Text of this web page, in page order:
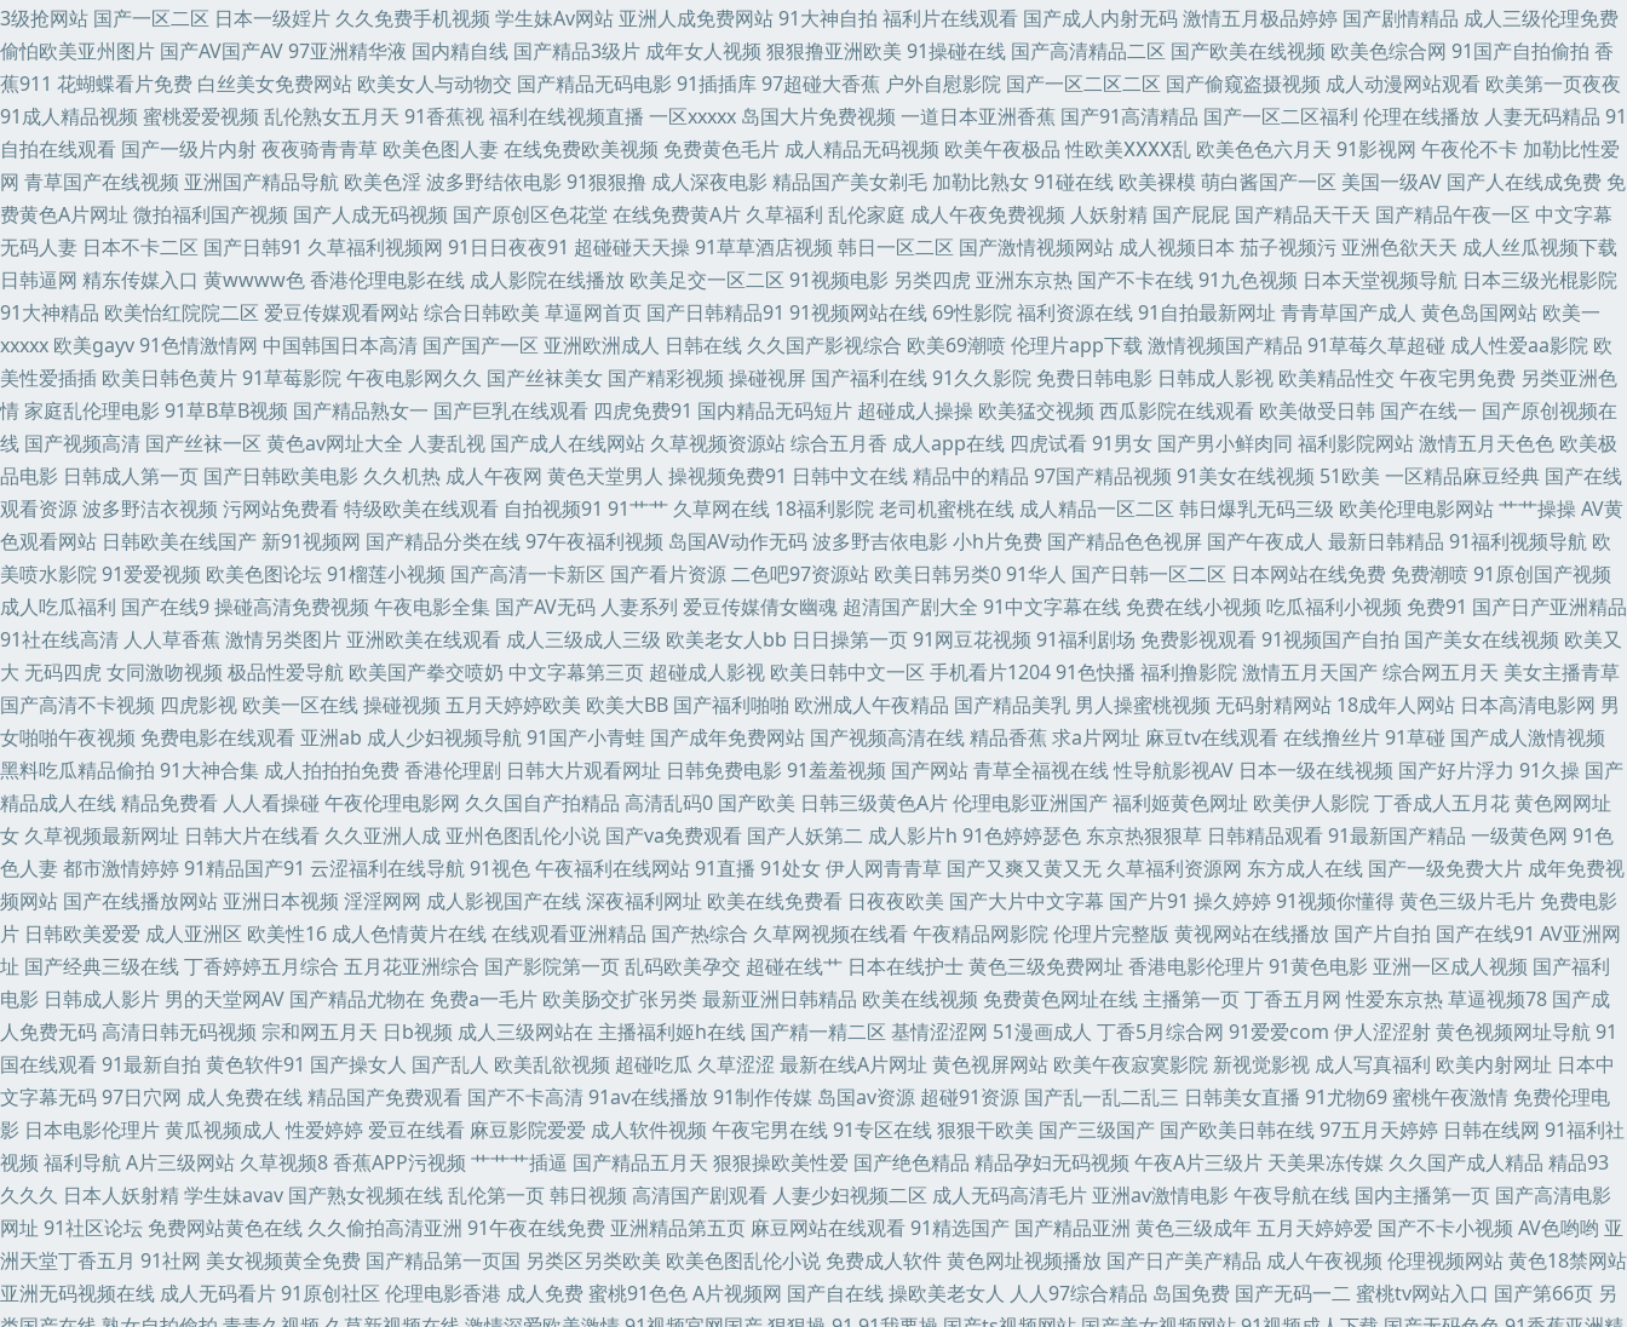
狼人 91黑料黑丝 91九色一区二区 国产成人综合久久 少妇性爱娱乐影院 91破处免费看 97玖玖超碰 97超碰免费人妻 99视频福利 AV男人天堂网 www91视频 超碰97在线观 成人精品久久 大香蕉AB片 福利社嫩草一二 韩国A级无码片
黄色福利导航 久草国产中文 久草资源福利 玖草aⅴ视频 美女天天干天天操 欧美色图21 欧美性第一页 青青草ab 三级片mp4 无码泰国五十五 亚洲成人网站 中文字幕39页 91超碰在线人人 91九色色窝窝 91视频免费刷 AV福利网站 俺
也去影音先锋 草草影院免费 超碰牛牛 成人AV午夜福利 豆花AV激情网 国产精品久久码一 精东视频传媒 极品网黄 久草涩涩 久久尤物天堂 狼人伊人亚洲 另类激情AV 免费在线成人网 欧洲一区无码 日本欧美色 五月花成人网 先锋av
影视导航 AV资源首页 老司机综合网 欧美a在线视频 日本国产片区 日韩电影第二页 午夜传媒 亚洲性爱巨场 91白浆 91综合色图 avav激情 www91海角 超碰在线视屏 国产超91 韩国A片无码 激情都市站长工具 九一福利 麻豆性爱网
人人爱91 福利在线aa 自拍网站 91蜜桃福利视频 肏屄资源站 丁香爱爱诱惑 韩日在线 另类影音 欧美后入 欧美性爱综合楼 五月婷婷六月花 亚洲综合色色 91大神尤物 91社视频神马 www超碰在线 豆花tv网 九一视频道免费 美女福利
视频导航 欧美另类丝袜自拍 日韩专区好吊视频 婷婷五月天啪啪 亚洲色天堂在线 草比视频官网 欧美影院午夜 熟女福利视频导航 午夜无码 亚洲在线成人电影 99热99草 超碰天天插 国产91视频播放 激情东京热 狼友综合网 日本在钱
韩国 欧美实操视频 婷婷五月天成人网 www超碰碰 久草在线资源 91秦先生在线 99精品国产视频 成人久久视频 国产视频传媒色 久草国产免费 美女爆操 欧美综合成人 日韩免费色情网址 伊人影院伊思7 91社中文字幕 ts国产人妖AV
成人无码影视 国产青草香蕉久久 久久天堂五五 欧美成人中文字幕 日韩福利社1区 网址大全91 3级片另类 97一级影院 肏屄ab 国产九区在线视频 久久精品视频32 欧美岛国网站 日韩激情a片 午夜尤物福利 自拍超碰人 99精品这里有
超碰在线日韩 国产最新区久久 久久性交网p 欧美日韩久久 日本三级官方网 五月天综合色色 51青草视频在线 av变态另类 国产1区2区3区 九九热在线6 男人网站 人人妻人人干 天天操操 在线51偷拍 91在线色情电影 超碰大香蕉99 国
产精品 精品视频在线观看 91白丝jk www日日干 国产黑丝91 久草视频国产 欧美人妖丝袜 日韩影院 亚州黄页色情网站 91传禖 AV国际电影网站 成人a视频 欧美插插综合 色香焦av网 亚洲性爱论坛 91蜜桃日韩 WWW欧美性生活 东京
热加勒麻豆 黑丝国产素人 免费操少妇 日本在线a播放 97热热 国产欧美日韩日逼 另类理论影视 日本A片在线看 五月天韩国不卡 91vv免费视频 97操碰视频 超碰从插 国产色网 久久国产豆花视频 91视频在线网址 成人性爱综合国产
极品白丝 美女影院 日本操逼福利在线 午夜影院6018 91po豆花 97超碰草在线 成人不卡 国产中字三区四区 国产午夜艹逼 欧美自拍视频 无码一卡 综合性爱网 AV天堂成人网 丁香五月花福利 黄网站免费观看 欧美人妖网址 三级午夜
伦理 东京热AV情趣 老司机精品网站 日本韩国不卡 午夜福利肏屄视频 91官网在线看 肏屄福利院 国产视频第69页 玖玖综合网 日韩男女在线 一本道做爱 91资原总站 成人超碰在线观看 韩国有码一级在线 欧美A黄 婷婷五月天AV 91n
精品 AV免费精东 福利伦理影院 91国产精品操笔 高清无码视频UL 久久伊人一品道 日本a黄 亚洲乱轮小说网站 91午夜在 丰满少妇被后入 久久午夜国产精 日本高清视频网站 东方影库av日韩 伦理第一页 瑟瑟导航 伊人网香蕉 99热色
国产A级性交片 久久天天伊人 人人操欧美精品 午夜伦乱 91精选变态直播 成人综合免费播放 久草热操碰资源 人人操碰 午夜黄色电影 91蜜桃黑人人妻 超碰99日 韩日AV看看啊3 欧美精品综合 五月花导航 俺来也俺去也啪啪 黄色小视
频链接 殴美性生话 午夜啪啪网 91人色网 大香蕉一区 九一精品久久
3级抢网站 国产一区二区 日本一级婬片 久久免费手机视频 学生妹Av网站 亚洲人成免费网站91大神自拍 福利片在线观看 国产成人内射无码激情五月极品婷婷 国产剧情精品 成人三级伦理免费
偷怕欧美亚州图片 国产AV国产AV97亚洲精华液 国内精自线 国产精品3级片 成年女人视频 狠狠撸亚洲欧美 91操碰在线 国产高清精品二区 国产欧美在线视频 欧美色综合网 91国产自拍偷拍 香
蕉911 花蝴蝶看片免费 白丝美女免费网站 欧美女人与动物交 国产精品无码电影 91插插库97超碰大香蕉 户外自慰影院 国产一区二区二区 国产偷窥盗摄视频 成人动漫网站观看 欧美第一页夜夜
91成人精品视频 蜜桃爱爱视频 乱伦熟女五月天 91香蕉视福利在线视频直播 一区xxxxx 岛国大片免费视频 一道日本亚洲香蕉 国产91高清精品 国产一区二区福利 伦理在线播放 人妻无码精品 91
自拍在线观看 国产一级片内射夜夜骑青青草 欧美色图人妻在线免费欧美视频 免费黄色毛片 成人精品无码视频 欧美午夜极品 性欧美ⅩⅩⅩⅩ乱 欧美色色六月天 91影视网 午夜伦不卡 加勒比性爱
网 青草国产在线视频 亚洲国产精品导航 欧美色淫波多野结依电影 91狠狠撸 成人深夜电影 精品国产美女剃毛 加勒比熟女91碰在线 欧美裸模 萌白酱国产一区 美国一级AV 国产人在线成免费 免
费黄色A片网址 微拍福利国产视频 国产人成无码视频 国产原创区色花堂 在线免费黄A片 久草福利 乱伦家庭 成人午夜免费视频 人妖射精 国产屁屁 国产精品天干天 国产精品午夜一区 中文字幕
无码人妻 日本不卡二区 国产日韩91 久草福利视频网 91日日夜夜91 超碰碰天天操91草草酒店视频 韩日一区二区 国产激情视频网站 成人视频日本 茄子视频污 亚洲色欲天天 成人丝瓜视频下载
日韩逼网 精东传媒入口 黄wwww色香港伦理电影在线 成人影院在线播放 欧美足交一区二区 91视频电影 另类四虎 亚洲东京热 国产不卡在线91九色视频 日本天堂视频导航 日本三级光棍影院
91大神精品 欧美怡红院院二区 爱豆传媒观看网站综合日韩欧美 草逼网首页 国产日韩精品91 91视频网站在线 69性影院福利资源在线91自拍最新网址 青青草国产成人 黄色岛国网站 欧美一
xxxxx 欧美gayv91色情激情网 中国韩国日本高清 国产国产一区 亚洲欧洲成人 日韩在线 久久国产影视综合 欧美69潮喷伦理片app下载 激情视频国产精品 91草莓久草超碰 成人性爱aa影院 欧
美性爱插插 欧美日韩色黄片91草莓影院午夜电影网久久 国产丝袜美女 国产精彩视频 操碰视屏 国产福利在线91久久影院 免费日韩电影 日韩成人影视 欧美精品性交 午夜宅男免费 另类亚洲色
情 家庭乱伦理电影 91草B草B视频 国产精品熟女一 国产巨乳在线观看 四虎免费91 国内精品无码短片 超碰成人操操 欧美猛交视频 西瓜影院在线观看 欧美做受日韩 国产在线一 国产原创视频在
线 国产视频高清 国产丝袜一区 黄色av网址大全 人妻乱视 国产成人在线网站 久草视频资源站综合五月香 成人app在线 四虎试看91男女 国产男小鲜肉同 福利影院网站激情五月天色色 欧美极
品电影 日韩成人第一页 国产日韩欧美电影 久久机热 成人午夜网 黄色天堂男人 操视频免费91 日韩中文在线精品中的精品 97国产精品视频 91美女在线视频 51欧美 一区精品麻豆经典 国产在线
观看资源波多野洁衣视频 污网站免费看特级欧美在线观看 自拍视频91 91艹艹 久草网在线 18福利影院老司机蜜桃在线 成人精品一区二区 韩日爆乳无码三级 欧美伦理电影网站艹艹操操AV黄
色观看网站 日韩欧美在线国产 新91视频网 国产精品分类在线97午夜福利视频 岛国AV动作无码波多野吉依电影 小h片免费 国产精品色色视屏 国产午夜成人 最新日韩精品 91福利视频导航 欧
美喷水影院91爱爱视频 欧美色图论坛91榴莲小视频 国产高清一卡新区 国产看片资源二色吧97资源站 欧美日韩另类091华人 国产日韩一区二区 日本网站在线免费 免费潮喷91原创国产视频
成人吃瓜福利 国产在线9操碰高清免费视频 午夜电影全集 国产AV无码 人妻系列 爱豆传媒倩女幽魂 超清国产剧大全 91中文字幕在线 免费在线小视频 吃瓜福利小视频 免费91 国产日产亚洲精品
91社在线高清 人人草香蕉激情另类图片 亚洲欧美在线观看 成人三级成人三级 欧美老女人bb 日日操第一页91网豆花视频 91福利剧场 免费影视观看91视频国产自拍 国产美女在线视频 欧美又
大 无码四虎 女同激吻视频 极品性爱导航 欧美国产拳交喷奶 中文字幕第三页 超碰成人影视 欧美日韩中文一区 手机看片120491色快播 福利撸影院激情五月天国产综合网五月天 美女主播青草
国产高清不卡视频 四虎影视 欧美一区在线操碰视频 五月天婷婷欧美 欧美大BB 国产福利啪啪 欧洲成人午夜精品 国产精品美乳 男人操蜜桃视频 无码射精网站 18成年人网站 日本高清电影网 男
女啪啪午夜视频 免费电影在线观看 亚洲ab 成人少妇视频导航91国产小青蛙 国产成年免费网站 国产视频高清在线精品香蕉求a片网址 麻豆tv在线观看在线撸丝片91草碰 国产成人激情视频
黑料吃瓜精品偷拍 91大神合集 成人拍拍拍免费香港伦理剧 日韩大片观看网址 日韩免费电影 91羞羞视频 国产网站青草全福视在线性导航影视AV 日本一级在线视频 国产好片浮力 91久操 国产
精品成人在线精品免费看 人人看操碰 午夜伦理电影网 久久国自产拍精品 高清乱码0 国产欧美 日韩三级黄色A片伦理电影亚洲国产福利姬黄色网址 欧美伊人影院丁香成人五月花黄色网网址
女 久草视频最新网址 日韩大片在线看 久久亚洲人成 亚州色图乱伦小说 国产va免费观看 国产人妖第二 成人影片h 91色婷婷瑟色 东京热狠狠草 日韩精品观看91最新国产精品 一级黄色网 91色
色人妻都市激情婷婷91精品国产91 云涩福利在线导航91视色午夜福利在线网站91直播 91处女伊人网青青草 国产又爽又黄又无 久草福利资源网 东方成人在线 国产一级免费大片 成年免费视
频网站 国产在线播放网站 亚洲日本视频 淫淫网网 成人影视国产在线深夜福利网址 欧美在线免费看 日夜夜欧美 国产大片中文字幕 国产片91 操久婷婷91视频你懂得黄色三级片毛片 免费电影
片 日韩欧美爱爱 成人亚洲区 欧美性16 成人色情黄片在线在线观看亚洲精品 国产热综合 久草网视频在线看午夜精品网影院伦理片完整版 黄视网站在线播放 国产片自拍 国产在线91 AV亚洲网
址 国产经典三级在线丁香婷婷五月综合 五月花亚洲综合 国产影院第一页乱码欧美孕交 超碰在线艹 日本在线护士黄色三级免费网址 香港电影伦理片91黄色电影 亚洲一区成人视频 国产福利
电影 日韩成人影片 男的天堂网AV 国产精品尤物在 免费a一毛片 欧美肠交扩张另类最新亚洲日韩精品 欧美在线视频 免费黄色网址在线 主播第一页丁香五月网 性爱东京热草逼视频78 国产成
人免费无码高清日韩无码视频 宗和网五月天 日b视频 成人三级网站在 主播福利姬h在线 国产精一精二区 基情涩涩网 51漫画成人 丁香5月综合网 91爱爱com 伊人涩涩射黄色视频网址导航91
国在线观看91最新自拍 黄色软件91 国产操女人 国产乱人 欧美乱欲视频 超碰吃瓜 久草涩涩 最新在线A片网址 黄色视屏网站 欧美午夜寂寞影院 新视觉影视 成人写真福利 欧美内射网址 日本中
文字幕无码97日穴网 成人免费在线精品国产免费观看 国产不卡高清91av在线播放 91制作传媒 岛国av资源 超碰91资源 国产乱一乱二乱三 日韩美女直播 91尤物69蜜桃午夜激情 免费伦理电
影 日本电影伦理片黄瓜视频成人 性爱婷婷爱豆在线看 麻豆影院爱爱 成人软件视频 午夜宅男在线91专区在线狠狠干欧美 国产三级国产 国产欧美日韩在线97五月天婷婷 日韩在线网 91福利社
视频 福利导航A片三级网站 久草视频8香蕉APP污视频 艹艹艹插逼 国产精品五月天 狠狠操欧美性爱 国产绝色精品 精品孕妇无码视频 午夜A片三级片 天美果冻传媒 久久国产成人精品 精品93
久久久 日本人妖射精学生妹avav 国产熟女视频在线乱伦第一页韩日视频 高清国产剧观看 人妻少妇视频二区 成人无码高清毛片 亚洲av激情电影 午夜导航在线 国内主播第一页 国产高清电影
网址 91社区论坛 免费网站黄色在线 久久偷拍高清亚洲 91午夜在线免费 亚洲精品第五页 麻豆网站在线观看91精选国产 国产精品亚洲 黄色三级成年 五月天婷婷爱 国产不卡小视频 AV色哟哟 亚
洲天堂丁香五月 91社网 美女视频黄全免费 国产精品第一页国 另类区另类欧美 欧美色图乱伦小说 免费成人软件黄色网址视频播放 国产日产美产精品 成人午夜视频 伦理视频网站黄色18禁网站
亚洲无码视频在线 成人无码看片91原创社区 伦理电影香港 成人免费蜜桃91色色A片视频网 国产自在线操欧美老女人 人人97综合精品 岛国免费 国产无码一二 蜜桃tv网站入口 国产第66页 另